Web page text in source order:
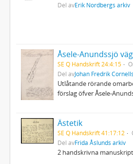
Del avErik Nordbergs arkiv
Åsele-Anundssjö
SE Q Handskrift 24:4:15
Del avJohan Fredrik
Utlåtande rörande
förslag öfver Åsele-
Ästetik
SE Q Handskrift 41:17:12
Del avFrida Åslunds arkiv
2 handskrivna